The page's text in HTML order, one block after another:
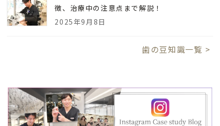
徴、治療中の注意点まで解説！
2025年9月8日
歯の豆知識一覧 >